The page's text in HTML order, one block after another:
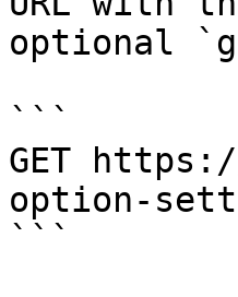
optional
```
GET
option-
```